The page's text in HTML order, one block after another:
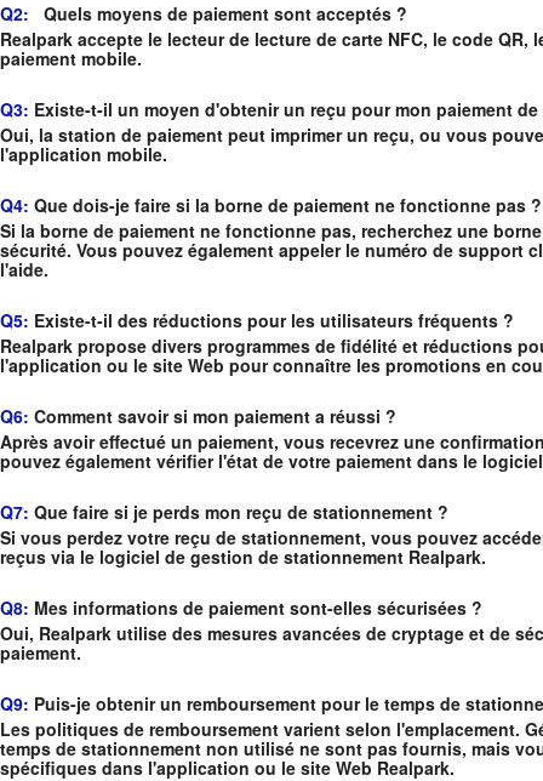
Q2:
Quels moyens de paiement sont acceptés ?
Realpark accepte le lecteur de lecture de carte NFC, le code
paiement mobile.
Q3: Existe-t-il un moyen d'obtenir un reçu pour mon paiement
Oui, la station de paiement peut imprimer un reçu, ou vous
l'application mobile.
Q4: Que dois-je faire si la borne de paiement ne fonctionne pas ?
Si la borne de paiement ne fonctionne pas, recherchez une
sécurité. Vous pouvez également appeler le numéro de support
l'aide.
Q5: Existe-t-il des réductions pour les utilisateurs fréquents ?
Realpark propose divers programmes de fidélité et réductions
l'application ou le site Web pour connaître les promotions en
Q6: Comment savoir si mon paiement a réussi ?
Après avoir effectué un paiement, vous recevrez une
pouvez également vérifier l'état de votre paiement dans le
Q7: Que faire si je perds mon reçu de stationnement ?
Si vous perdez votre reçu de stationnement, vous pouvez
reçus via le logiciel de gestion de stationnement Realpark.
Q8: Mes informations de paiement sont-elles sécurisées ?
Oui, Realpark utilise des mesures avancées de cryptage et de
paiement.
Q9: Puis-je obtenir un remboursement pour le temps de
Les politiques de remboursement varient selon l'emplacement.
temps de stationnement non utilisé ne sont pas fournis, mais
spécifiques dans l'application ou le site Web Realpark.